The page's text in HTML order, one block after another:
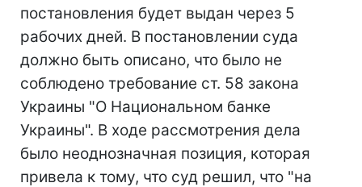
постановления будет выдан через 5
рабочих дней. В постановлении суда
должно быть описано, что было не
соблюдено требование ст. 58 закона
Украины "О Национальном банке
Украины". В ходе рассмотрения дела
было неоднозначная позиция, которая
привела к тому, что суд решил, что "на